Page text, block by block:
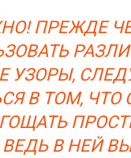
ПРЕЖДЕ
УЗОРЫ,
В ТОМ, ЧТО
В НЕЙ